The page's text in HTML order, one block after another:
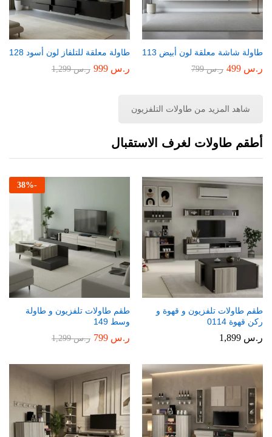
طاولة شاشة معلقة لون أبيض 113
ر.س ر.س799
طاولة معلقة للتلفاز لون أسود 128
ر.س ر.س1,299
شاهد المزيد من طاولات التلفزيون
أطقم طاولات لغرف الاستقبال
طقم طاولات تلفزيون و قهوة و
ركن قهوة 0114
ر.س
-
38%
طقم طاولات تلفزيون و طاولة
وسط 149
ر.س ر.س1,299